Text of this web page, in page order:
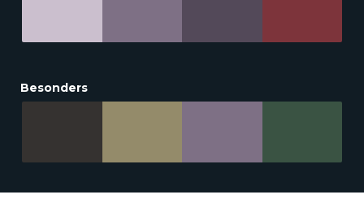
Besonders